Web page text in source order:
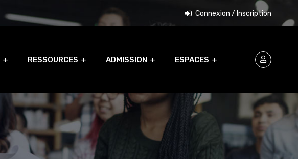
Connexion / Inscription
RESSOURCES ADMISSION ESPACES